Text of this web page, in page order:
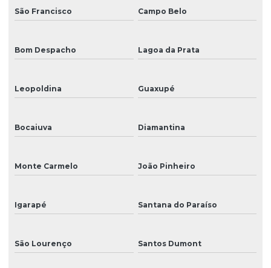
São Francisco Campo Belo
Bom Despacho Lagoa da Prata
Leopoldina Guaxupé
Bocaiuva Diamantina
Monte Carmelo João Pinheiro
Igarapé Santana do Paraíso
São Lourenço Santos Dumont